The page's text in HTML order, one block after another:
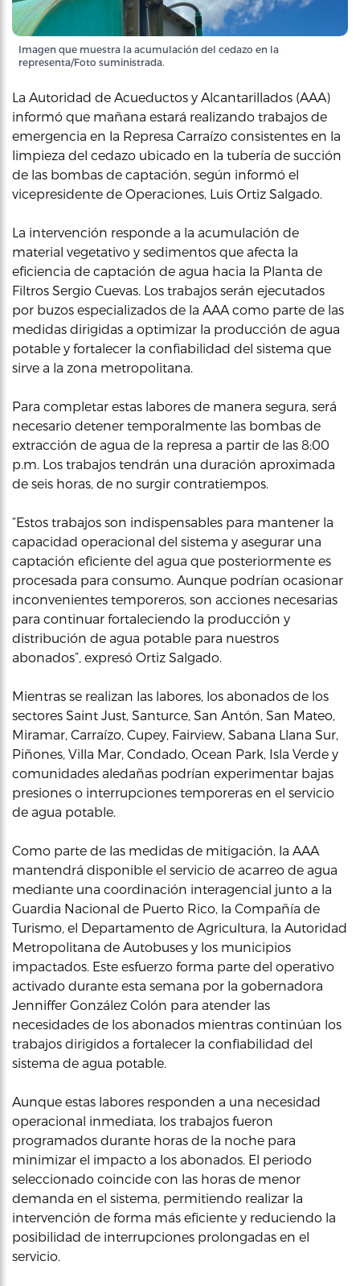
Imagen que muestra la acumulación del cedazo en la
representa/Foto suministrada.
La Autoridad de Acueductos y Alcantarillados (AAA)
informó que mañana estará realizando trabajos de
emergencia en la Represa Carraízo consistentes en la
limpieza del cedazo ubicado en la tubería de succión
de las bombas de captación, según informó el
vicepresidente de Operaciones, Luis Ortiz Salgado.
La intervención responde a la acumulación de
material vegetativo y sedimentos que afecta la
eficiencia de captación de agua hacia la Planta de
Filtros Sergio Cuevas. Los trabajos serán ejecutados
por buzos especializados de la AAA como parte de las
medidas dirigidas a optimizar la producción de agua
potable y fortalecer la confiabilidad del sistema que
sirve a la zona metropolitana.
Para completar estas labores de manera segura, será
necesario detener temporalmente las bombas de
extracción de agua de la represa a partir de las 8:00
p.m. Los trabajos tendrán una duración aproximada
de seis horas, de no surgir contratiempos.
“Estos trabajos son indispensables para mantener la
capacidad operacional del sistema y asegurar una
captación eficiente del agua que posteriormente es
procesada para consumo. Aunque podrían ocasionar
inconvenientes temporeros, son acciones necesarias
para continuar fortaleciendo la producción y
distribución de agua potable para nuestros
abonados”, expresó Ortiz Salgado.
Mientras se realizan las labores, los abonados de los
sectores Saint Just, Santurce, San Antón, San Mateo,
Miramar, Carraízo, Cupey, Fairview, Sabana Llana Sur,
Piñones, Villa Mar, Condado, Ocean Park, Isla Verde y
comunidades aledañas podrían experimentar bajas
presiones o interrupciones temporeras en el servicio
de agua potable.
Como parte de las medidas de mitigación, la AAA
mantendrá disponible el servicio de acarreo de agua
mediante una coordinación interagencial junto a la
Guardia Nacional de Puerto Rico, la Compañía de
Turismo, el Departamento de Agricultura, la Autoridad
Metropolitana de Autobuses y los municipios
impactados. Este esfuerzo forma parte del operativo
activado durante esta semana por la gobernadora
Jenniffer González Colón para atender las
necesidades de los abonados mientras continúan los
trabajos dirigidos a fortalecer la confiabilidad del
sistema de agua potable.
Aunque estas labores responden a una necesidad
operacional inmediata, los trabajos fueron
programados durante horas de la noche para
minimizar el impacto a los abonados. El periodo
seleccionado coincide con las horas de menor
demanda en el sistema, permitiendo realizar la
intervención de forma más eficiente y reduciendo la
posibilidad de interrupciones prolongadas en el
servicio.